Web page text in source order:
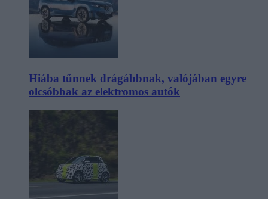
Hiába tűnnek drágábbnak, valójában egyre
olcsóbbak az elektromos autók